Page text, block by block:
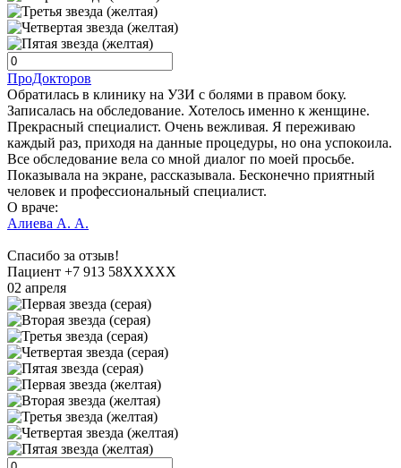
ПроДокторов
Обратилась в клинику на УЗИ с болями в правом боку.
Записалась на обследование. Хотелось именно к женщине.
Прекрасный специалист. Очень вежливая. Я переживаю
каждый раз, приходя на данные процедуры, но она успокоила.
Все обследование вела со мной диалог по моей просьбе.
Показывала на экране, рассказывала. Бесконечно приятный
человек и профессиональный специалист.
О враче:
Алиева А. А.
Спасибо за отзыв!
Пациент +7 913 58XXXXX
02 апреля